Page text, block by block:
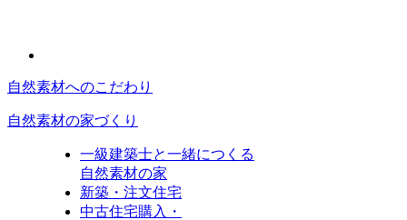
自然素材へのこだわり
自然素材の家づくり
一級建築士と一緒につくる
自然素材の家
新築・注文住宅
中古住宅購入・